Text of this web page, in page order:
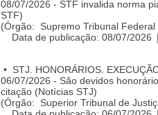
08/07/2026 - STF invalida norma
STF)
(Órgão: Supremo Tribunal Federal
Data de publicação: 08/07/2026
• STJ. HONORÁRIOS.
06/07/2026 - São devidos
citação (Notícias STJ)
(Órgão: Superior Tribunal de